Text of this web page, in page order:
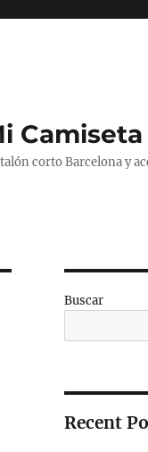
corto Barcelona y
Buscar
Recent